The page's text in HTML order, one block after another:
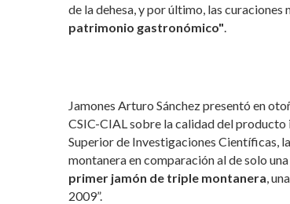
de la dehesa, y por último, las
patrimonio gastronómico".
Jamones Arturo Sánchez presentó en
CSIC-CIAL sobre la calidad del producto
Superior de Investigaciones Científicas,
montanera en comparación al de solo
primer jamón de triple montanera,
2009”.